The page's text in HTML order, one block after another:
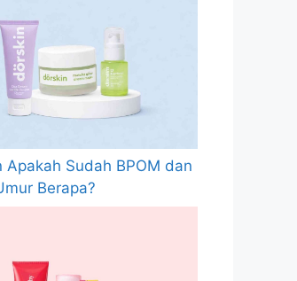
Apakah Sudah BPOM dan
Berapa?